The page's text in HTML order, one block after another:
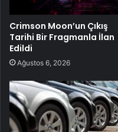
Crimson Moon’un Çıkış
Tarihi Bir Fragmanla İlan
Edildi
Ağustos 6, 2026